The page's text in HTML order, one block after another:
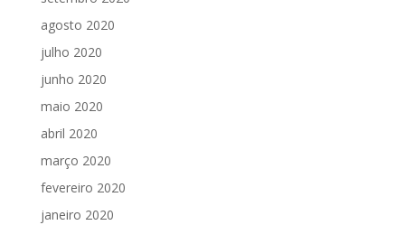
agosto 2020
julho 2020
junho 2020
maio 2020
abril 2020
março 2020
fevereiro 2020
janeiro 2020